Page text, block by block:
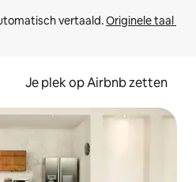
vertaald. Originele taal
Je plek op Airbnb zetten